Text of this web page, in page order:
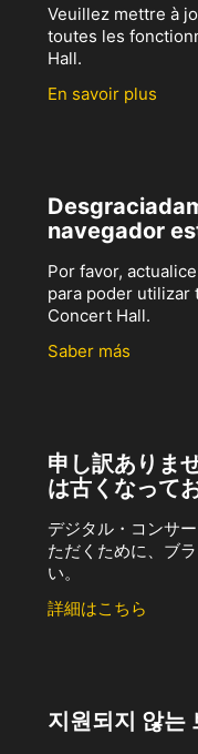
Veuillez mettre à
toutes les
Hall.
En savoir plus
navegador
Por favor,
para poder utilizar
Concert Hall.
Saber más
申し訳ありま
は古くなって
デジタル・コンサ
ただくために、ブ
い。
詳細はこちら
지원되지 않는